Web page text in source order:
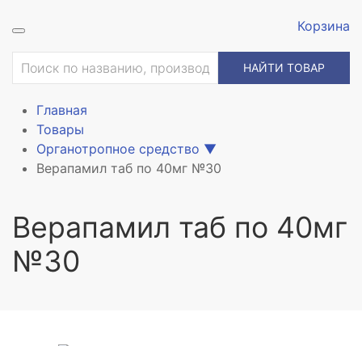
Корзина
НАЙТИ ТОВАР
Главная
Товары
Органотропное средство ▼
Верапамил таб по 40мг №30
Верапамил таб по 40мг
№30